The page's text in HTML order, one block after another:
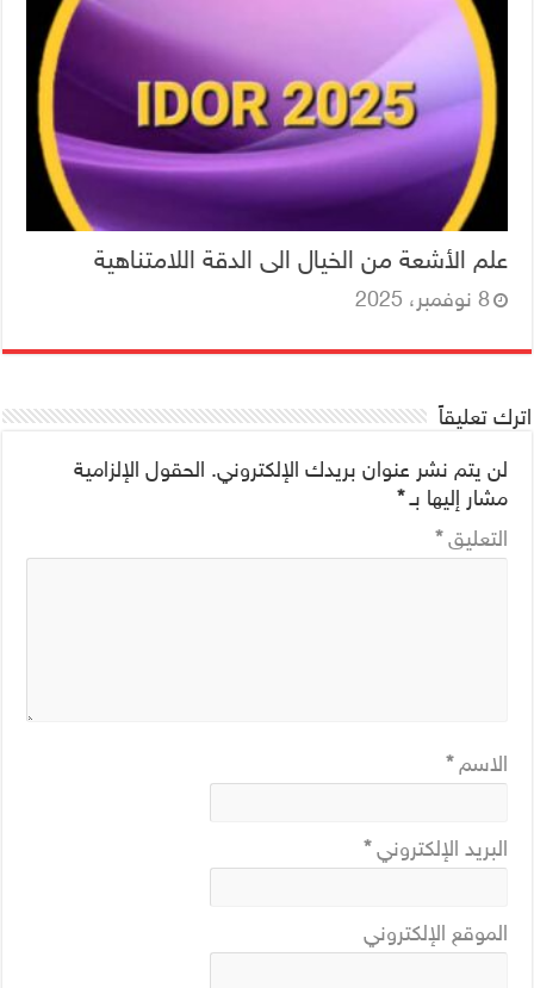
علم الأشعة من الخيال الى الدقة اللامتناهية
8 نوفمبر، 2025
اترك تعليقاً
لن يتم نشر عنوان بريدك الإلكتروني. الحقول الإلزامية
مشار إليها بـ*
التعليق*
الاسم*
البريد الإلكتروني*
الموقع الإلكتروني